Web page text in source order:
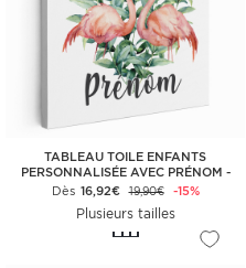
TABLEAU TOILE ENFANTS
PERSONNALISÉE AVEC PRÉNOM -
FLAMANTS ROSES
Dès 16,92€ 19,90€ -15%
Plusieurs tailles